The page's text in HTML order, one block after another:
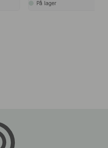
På lager